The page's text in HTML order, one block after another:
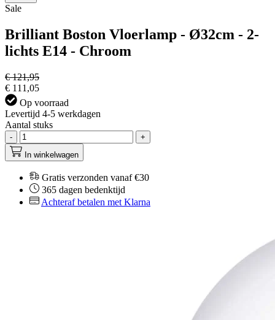
Sale
Brilliant Boston Vloerlamp - Ø32cm - 2-
lichts E14 - Chroom
€ 121,95
€ 111,05
Op voorraad
Levertijd 4-5 werkdagen
Aantal stuks
-
+
In winkelwagen
Gratis verzonden vanaf €30
365 dagen bedenktijd
Achteraf betalen met Klarna